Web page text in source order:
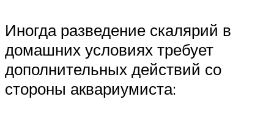
Иногда разведение скалярий в
домашних условиях требует
дополнительных действий со
стороны аквариумиста: